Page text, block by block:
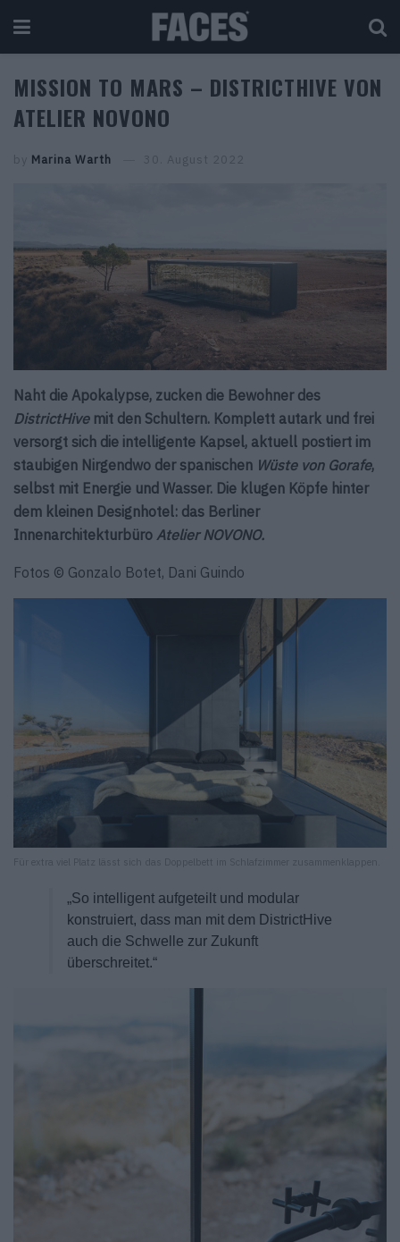
MISSION TO MARS – DISTRICTHIVE VON
ATELIER NOVONO
by Marina Warth 30. August 2022
Naht die Apokalypse, zucken die Bewohner des
DistrictHivemit den Schultern. Komplett autark und frei
versorgt sich die intelligente Kapsel, aktuell postiert im
staubigen Nirgendwo der spanischen Wüste von Gorafe,
selbst mit Energie und Wasser. Die klugen Köpfe hinter
dem kleinen Designhotel: das Berliner
Innenarchitekturbüro Atelier NOVONO.
Fotos © Gonzalo Botet, Dani Guindo
Für extra viel Platz lässt sich das Doppelbett im Schlafzimmer zusammenklappen.
„So intelligent aufgeteilt und modular
konstruiert, dass man mit dem DistrictHive
auch die Schwelle zur Zukunft
überschreitet.“